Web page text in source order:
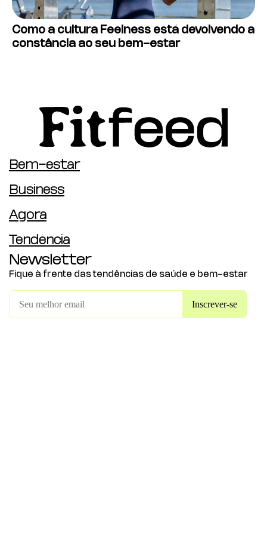
Como a cultura Feelness está devolvendo a
constância ao seu bem-estar
Bem-estar
Business
Agora
Tendência
Newsletter
Fique à frente das tendências de saúde e bem-estar